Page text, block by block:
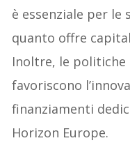
è essenziale per
quanto offre
Inoltre, le politiche
favoriscono
finanziamenti
Horizon Europe.